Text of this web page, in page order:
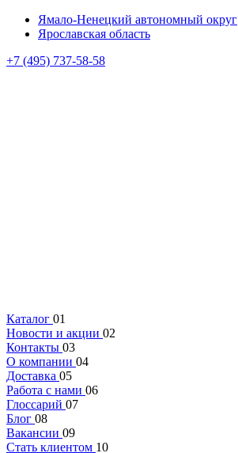
Ямало-Ненецкий автономный округ
Ярославская область
+7 (495) 737-58-58
Каталог 01
Новости и акции 02
Контакты 03
О компании 04
Доставка 05
Работа с нами 06
Глоссарий 07
Блог 08
Вакансии 09
Стать клиентом 10